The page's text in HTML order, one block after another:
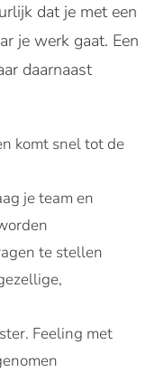
dat je met een
je werk gaat. Een
daarnaast
komt snel tot de
je team en
te stellen
Feeling met